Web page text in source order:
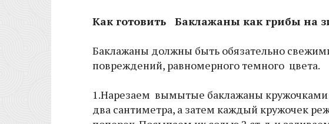
Как готовить Баклажаны как грибы на
Баклажаны должны быть обязательно
повреждений, равномерного темного цвета.
1.Нарезаем вымытые баклажаны
два сантиметра, а затем каждый кружочек